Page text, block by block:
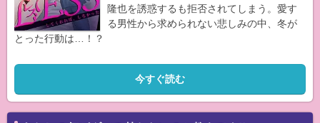
隆也を誘惑するも拒否されてしまう。愛す
る男性から求められない悲しみの中、冬が
とった行動は…！？
今すぐ読む